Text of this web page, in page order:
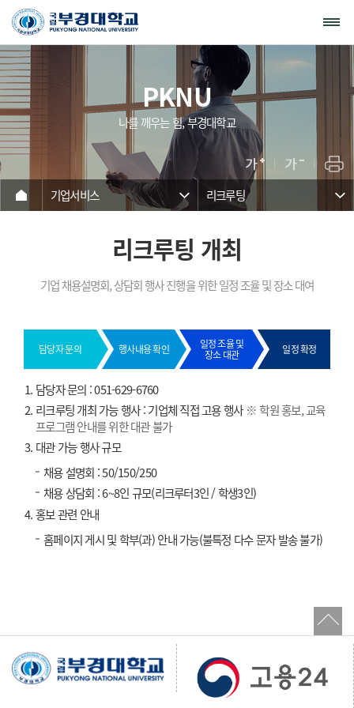
PKNU
나를 깨우는 힘, 부경대학교
기업서비스 리크루팅
리크루팅 개최
기업 채용설명회, 상담회 행사 진행을 위한 일정 조율 및 장소 대여
담당자 문의 행사내용 확인
일정 조율 및
장소 대관
일정 확정
담당자 문의 : 051-629-6760
리크루팅 개최 가능 행사 : 기업체 직접 고용 행사 ※ 학원 홍보, 교육
프로그램 안내를 위한 대관 불가
대관 가능 행사 규모
채용 설명회 : 50/150/250
채용 상담회 : 6~8인 규모(리크루터3인 / 학생3인)
홍보 관련 안내
홈페이지 게시 및 학부(과) 안내 가능(불특정 다수 문자 발송 불가)